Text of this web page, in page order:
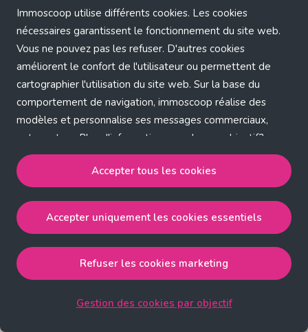
Immoscoop utilise différents cookies. Les cookies
nécessaires garantissent le fonctionnement du site web.
Vous ne pouvez pas les refuser. D'autres cookies
améliorent le confort de l'utilisateur ou permettent de
cartographier l'utilisation du site web. Sur la base du
comportement de navigation, immoscoop réalise des
modèles et personnalise ses messages commerciaux,
entre autres. Plus d'informations sur chaque objectif?
Cliquez sur 'Gestion des cookies par objectif'.
Notre politique de cookies
Accepter tous les cookies
strictement nécessaires, performance, fonctionnalité et
publicité ciblée.
Accepter uniquement les cookies essentielsaccepte
les cookies strictement nécessaires.
Accepter tous les cookies
Accepter uniquement les cookies essentiels
Refuser les cookies marketing
Gestion des cookies par objectif
Application error: a client-side exception has occurred (see the
browser console for more information)